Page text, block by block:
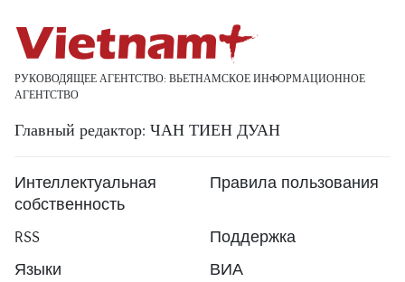
РУКОВОДЯЩЕЕ АГЕНТСТВО: ВЬЕТНАМСКОЕ ИНФОРМАЦИОННОЕ
АГЕНТСТВО
Главный редактор: ЧАН ТИЕН ДУАН
Интеллектуальная
собственность
Правила пользования
RSS
Поддержка
Языки
ВИА